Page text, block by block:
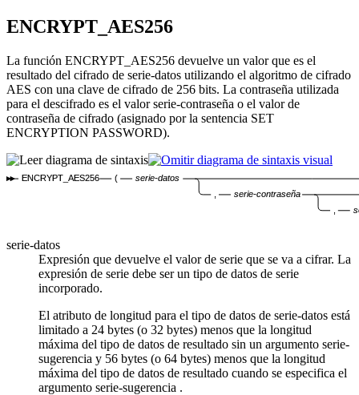
ENCRYPT_AES256
La función ENCRYPT_AES256 devuelve un valor que es el
resultado del cifrado de serie-datos utilizando el algoritmo de cifrado
AES con una clave de cifrado de 256 bits. La contraseña utilizada
para el descifrado es el valorserie-contraseña o el valor de
contraseña de cifrado (asignado por la sentencia SET
ENCRYPTION PASSWORD).
ENCRYPT_AES256 ( serie-datos
serie-contraseña
serie-datos
Expresión que devuelve el valor de serie que se va a cifrar. La
expresión de serie debe ser un tipo de datos de serie
incorporado.
El atributo de longitud para el tipo de datos de serie-datos está
limitado a 24 bytes (o 32 bytes) menos que la longitud
máxima del tipo de datos de resultado sin un argumento serie-
sugerencia y 56 bytes (o 64 bytes) menos que la longitud
máxima del tipo de datos de resultado cuando se especifica el
argumento serie-sugerencia .